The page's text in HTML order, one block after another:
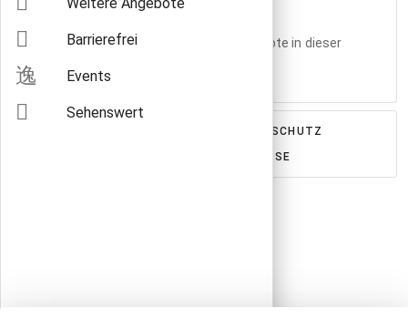
Barrierefrei
Events
Sehenswert
Es gibt leider noch keine Urlaubsangebote in dieser
DATENSCHUTZ
PRESSE